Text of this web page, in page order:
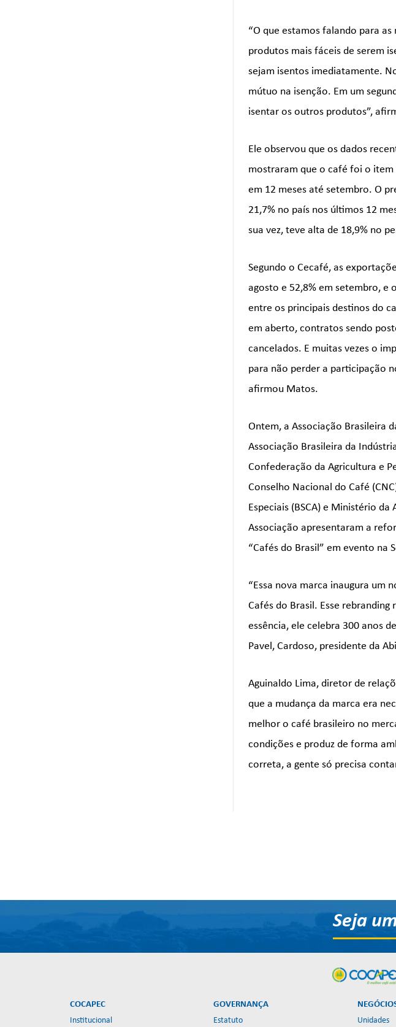
“O que estamos falando para
produtos mais fáceis de serem
sejam isentos imediatamente.
mútuo na isenção. Em um
isentar os outros produtos”,
Ele observou que os dados
mostraram que o café foi o item
em 12 meses até setembro. O
21,7% no país nos últimos 12
sua vez, teve alta de 18,9% no
Segundo o Cecafé, as
agosto e 52,8% em setembro, e
entre os principais destinos do
em aberto, contratos sendo
cancelados. E muitas vezes o
para não perder a participação
afirmou Matos.
Ontem, a Associação Brasileira
Associação Brasileira da
Confederação da Agricultura e
Conselho Nacional do Café
Especiais (BSCA) e Ministério
Associação apresentaram a
“Cafés do Brasil” em evento na
“Essa nova marca inaugura um
Cafés do Brasil. Esse rebranding
essência, ele celebra 300 anos
Pavel, Cardoso, presidente da
Aguinaldo Lima, diretor de
que a mudança da marca era
melhor o café brasileiro no
condições e produz de forma
correta, a gente só precisa
Seja
COCAPEC
Institucional
GOVERNANÇA
Estatuto
Unidades